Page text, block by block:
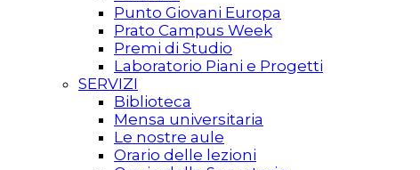
Punto Giovani Europa
Prato Campus Week
Premi di Studio
Laboratorio Piani e Progetti
SERVIZI
Biblioteca
Mensa universitaria
Le nostre aule
Orario delle lezioni